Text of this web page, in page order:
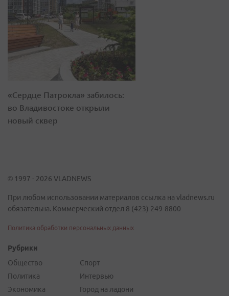
«Сердце Патрокла» забилось:
во Владивостоке открыли
новый сквер
© 1997 - 2026 VLADNEWS
При любом использовании материалов ссылка на vladnews.ru
обязательна. Коммерческий отдел 8 (423) 249-8800
Политика обработки персональных данных
Рубрики
Общество
Политика
Экономика
Спорт
Интервью
Город на ладони